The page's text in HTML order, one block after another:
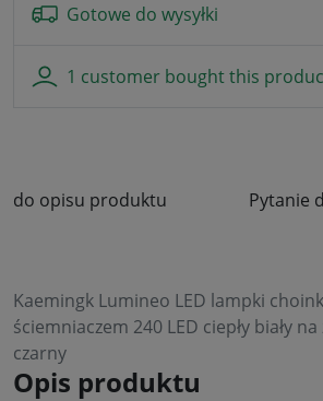
Gotowe do wysyłki
1 customer bought this
do opisu produktu Pytanie
Kaemingk Lumineo LED lampki
ściemniaczem 240 LED ciepły biały
czarny
Opis produktu